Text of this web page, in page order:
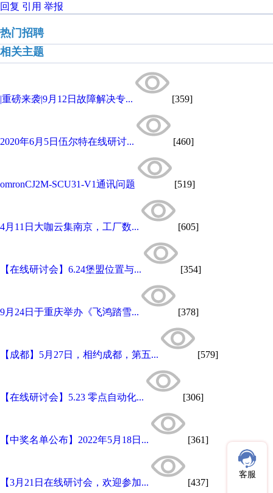
回复 引用 举报
热门招聘
相关主题
|重磅来袭|9月12日故障解决专... [359]
2020年6月5日伍尔特在线研讨... [460]
omronCJ2M-SCU31-V1通讯问题 [519]
4月11日大咖云集南京，工厂数... [605]
【在线研讨会】6.24堡盟位置与... [354]
9月24日于重庆举办《飞鸿踏雪... [378]
【成都】5月27日，相约成都，第五... [579]
【在线研讨会】5.23 零点自动化... [306]
【中奖名单公布】2022年5月18日... [361]
【3月21日在线研讨会，欢迎参加... [437]
客服